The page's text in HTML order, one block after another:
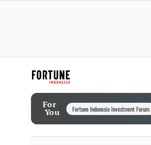
For
You Fortune Indonesia Investment Forum